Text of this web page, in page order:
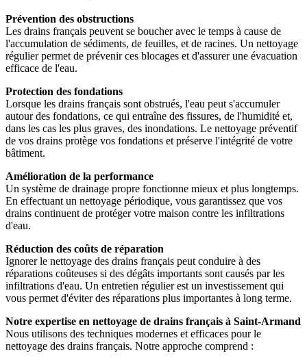
Prévention des obstructions
Les drains français peuvent se boucher avec le temps à cause de
l'accumulation de sédiments, de feuilles, et de racines. Un nettoyage
régulier permet de prévenir ces blocages et d'assurer une évacuation
efficace de l'eau.
Protection des fondations
Lorsque les drains français sont obstrués, l'eau peut s'accumuler
autour des fondations, ce qui entraîne des fissures, de l'humidité et,
dans les cas les plus graves, des inondations. Le nettoyage préventif
de vos drains protège vos fondations et préserve l'intégrité de votre
bâtiment.
Amélioration de la performance
Un système de drainage propre fonctionne mieux et plus longtemps.
En effectuant un nettoyage périodique, vous garantissez que vos
drains continuent de protéger votre maison contre les infiltrations
d'eau.
Réduction des coûts de réparation
Ignorer le nettoyage des drains français peut conduire à des
réparations coûteuses si des dégâts importants sont causés par les
infiltrations d'eau. Un entretien régulier est un investissement qui
vous permet d'éviter des réparations plus importantes à long terme.
Notre expertise en nettoyage de drains français à Saint-Armand
Nous utilisons des techniques modernes et efficaces pour le
nettoyage des drains français. Notre approche comprend :